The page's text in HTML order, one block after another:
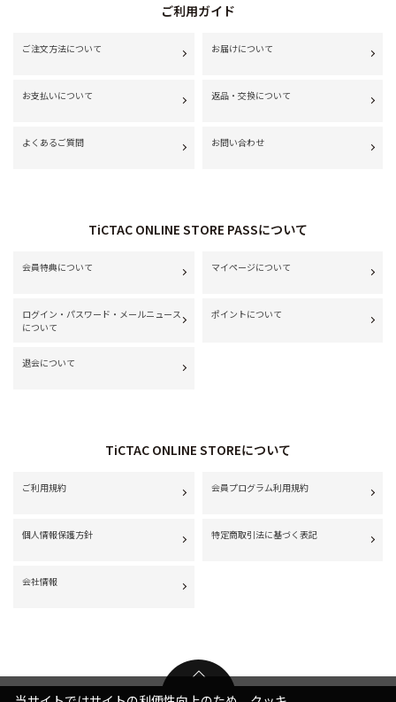
ご利用ガイド
ご注文方法について お届けについて
お支払いについて 返品・交換について
よくあるご質問 お問い合わせ
TiCTAC ONLINE STORE PASSについて
会員特典について マイページについて
ログイン・パスワード・メールニュース
について
ポイントについて
退会について
TiCTAC ONLINE STOREについて
ご利用規約 会員プログラム利用規約
個人情報保護方針 特定商取引法に基づく表記
会社情報